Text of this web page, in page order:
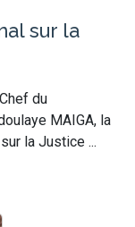
sur la
du
MAIGA, la
la Justice ...